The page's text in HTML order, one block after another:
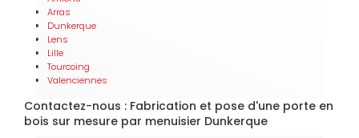
Arras
Dunkerque
Lens
Lille
Tourcoing
Valenciennes
Contactez-nous : Fabrication et pose d'une porte en
bois sur mesure par menuisier Dunkerque